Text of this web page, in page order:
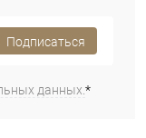
Подписаться
данных.*